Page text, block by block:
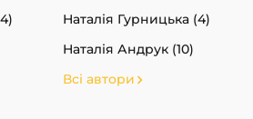
Наталія Гурницька (4)
Наталія Андрук (10)
Всі автори